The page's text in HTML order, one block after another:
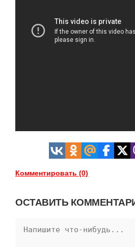
Комментировать (0)
ОСТАВИТЬ